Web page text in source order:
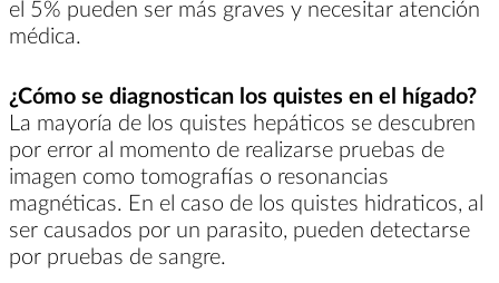
el 5% pueden ser más graves y necesitar atención
médica.
¿Cómo se diagnostican los quistes en el hígado?
La mayoría de los quistes hepáticos se descubren
por error al momento de realizarse pruebas de
imagen como tomografías o resonancias
magnéticas. En el caso de los quistes hidraticos, al
ser causados por un parasito, pueden detectarse
por pruebas de sangre.